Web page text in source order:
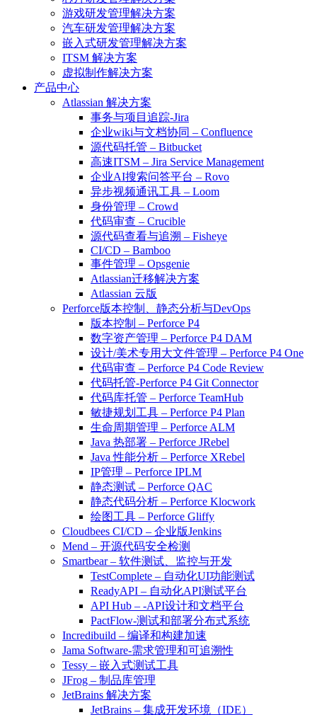
游戏研发管理解决方案
汽车研发管理解决方案
嵌入式研发管理解决方案
ITSM 解决方案
虚拟制作解决方案
产品中心
Atlassian 解决方案
事务与项目追踪-Jira
企业wiki与文档协同 – Confluence
源代码托管 – Bitbucket
高速ITSM – Jira Service Management
企业AI搜索问答平台 – Rovo
异步视频通讯工具 – Loom
身份管理 – Crowd
代码审查 – Crucible
源代码查看与追溯 – Fisheye
CI/CD – Bamboo
事件管理 – Opsgenie
Atlassian迁移解决方案
Atlassian 云版
Perforce版本控制、静态分析与DevOps
版本控制 – Perforce P4
数字资产管理 – Perforce P4 DAM
设计/美术专用大文件管理 – Perforce P4 One
代码审查 – Perforce P4 Code Review
代码托管-Perforce P4 Git Connector
代码库托管 – Perforce TeamHub
敏捷规划工具 – Perforce P4 Plan
生命周期管理 – Perforce ALM
Java 热部署 – Perforce JRebel
Java 性能分析 – Perforce XRebel
IP管理 – Perforce IPLM
静态测试 – Perforce QAC
静态代码分析 – Perforce Klocwork
绘图工具 – Perforce Gliffy
Cloudbees CI/CD – 企业版Jenkins
Mend – 开源代码安全检测
Smartbear – 软件测试、监控与开发
TestComplete – 自动化UI功能测试
ReadyAPI – 自动化API测试平台
API Hub – -API设计和文档平台
PactFlow-测试和部署分布式系统
Incredibuild – 编译和构建加速
Jama Software-需求管理和可追溯性
Tessy – 嵌入式测试工具
JFrog – 制品库管理
JetBrains 解决方案
JetBrains – 集成开发环境（IDE）